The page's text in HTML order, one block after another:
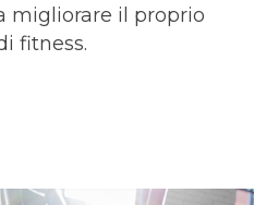
migliorare il proprio
fitness.